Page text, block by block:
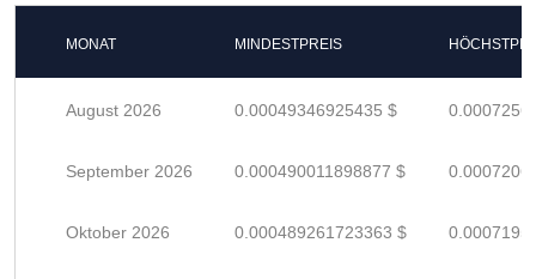
MONAT MINDESTPREIS
August 2026 0.00049346925435 $
September 2026 0.000490011898877 $
Oktober 2026 0.000489261723363 $